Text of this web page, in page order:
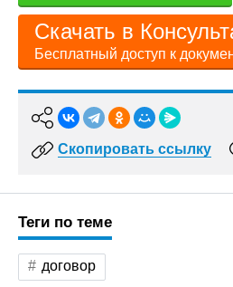
Скачать в
Бесплатный доступ к
Скопировать ссылку
Теги по теме
договор